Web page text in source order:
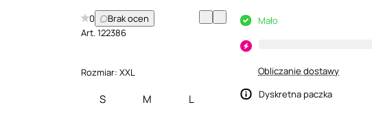
0
Brak ocen
Art.122386
Rozmiar: XXL
S M L
Mało
Obliczanie dostawy
Dyskretna paczka